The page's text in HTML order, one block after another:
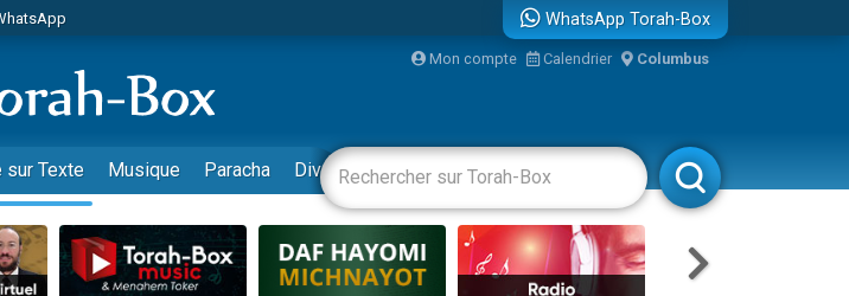
Tsédaka : pauvres d'Israel
Diane, 80 ans, dans un appartement insalubre
: Le Chabbath et le Birkat Hamazone à travers le temps
Sauvez la jambe de Yohan
Zoom
WhatsApp Torah-Box
Mon compte Calendrier Columbus
sur Texte Musique Paracha Divertissements Livres Rabbanim